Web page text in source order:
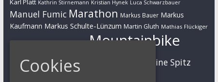
Karl Platt Kathrin Stirnemann Kristian Hynek Luca Schwarzbauer
Manuel Fumic Marathon Markus Bauer Markus
Kaufmann Markus Schulte-Lünzum Martin Gluth Mathias Flückiger
Moritz Milatz Mountainbike
MTB Nadine Rieder Sabine Spitz
Simon Stiebjahn
Cookies